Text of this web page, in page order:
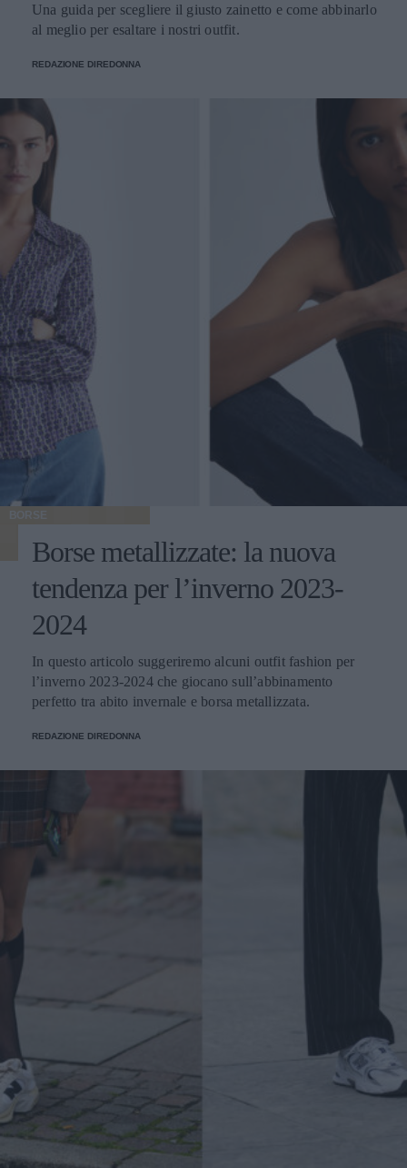
Una guida per scegliere il giusto zainetto e come abbinarlo
al meglio per esaltare i nostri outfit.
REDAZIONE DIREDONNA
BORSE
Borse metallizzate: la nuova
tendenza per l’inverno 2023-
2024
In questo articolo suggeriremo alcuni outfit fashion per
l’inverno 2023-2024 che giocano sull’abbinamento
perfetto tra abito invernale e borsa metallizzata.
REDAZIONE DIREDONNA